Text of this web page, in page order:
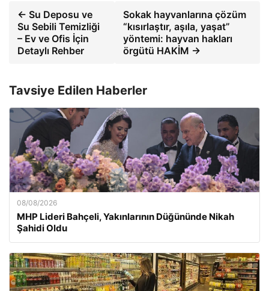
← Su Deposu ve
Su Sebili Temizliği
– Ev ve Ofis İçin
Detaylı Rehber
Sokak hayvanlarına çözüm
“kısırlaştır, aşıla, yaşat”
yöntemi: hayvan hakları
örgütü HAKİM →
Tavsiye Edilen Haberler
08/08/2026
MHP Lideri Bahçeli, Yakınlarının Düğününde Nikah
Şahidi Oldu